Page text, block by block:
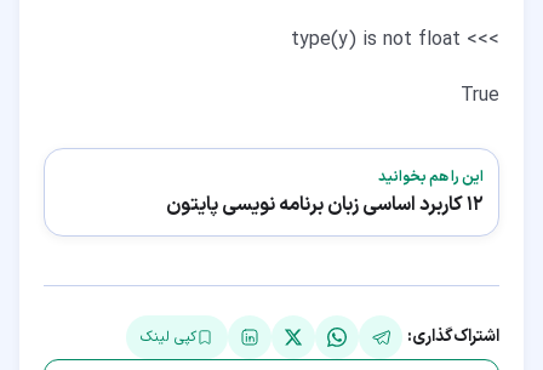
>>> type(y) is not float
True
این را هم بخوانید
12 کاربرد اساسی زبان برنامه نویسی پایتون
اشتراک‌گذاری: کپی لینک